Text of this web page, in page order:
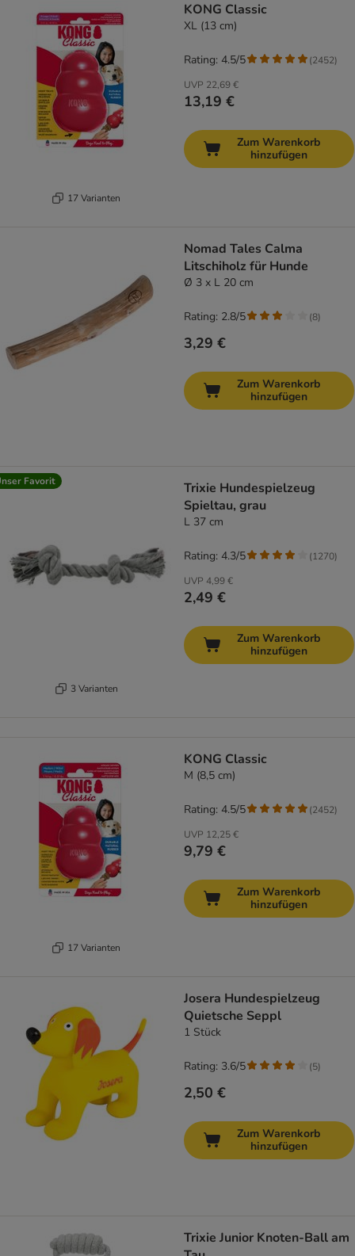
17 Varianten
KONG Classic
XL (13 cm)
UVP 22,69 €
13,19 €
Rating: 4.5/5 (2452)
Zum Warenkorb
hinzufügen
Nomad Tales Calma
Litschiholz für Hunde
Ø 3 x L 20 cm
3,29 €
Rating: 2.8/5 (8)
Zum Warenkorb
hinzufügen
Favorit
3 Varianten
Trixie Hundespielzeug
Spieltau, grau
L 37 cm
UVP 4,99 €
2,49 €
Rating: 4.3/5 (1270)
Zum Warenkorb
hinzufügen
17 Varianten
KONG Classic
M (8,5 cm)
UVP 12,25 €
9,79 €
Rating: 4.5/5 (2452)
Zum Warenkorb
hinzufügen
Josera Hundespielzeug
Quietsche Seppl
1 Stück
2,50 €
Rating: 3.6/5 (5)
Zum Warenkorb
hinzufügen
Trixie Junior Knoten-Ball am